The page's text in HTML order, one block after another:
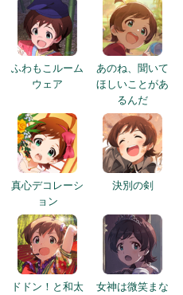
ふわもこルーム
ウェア
あのね、聞いて
ほしいことがあ
るんだ
真心デコレーシ
ョン
決別の剣
ドドン！と和太
女神は微笑まな